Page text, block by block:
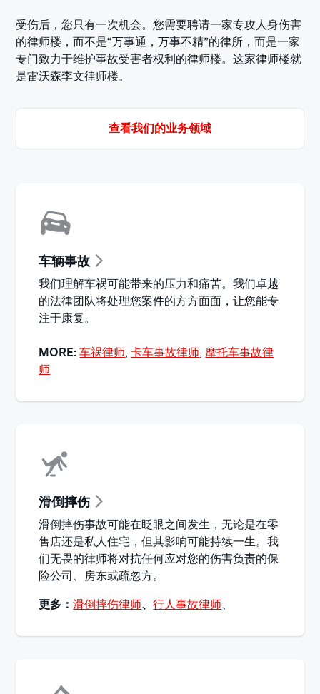
受伤后，您只有一次机会。您需要聘请一家专攻人身伤害
的律师楼，而不是“万事通，万事不精”的律所，而是一家
专门致力于维护事故受害者权利的律师楼。这家律师楼就
是雷沃森李文律师楼。
查看我们的业务领域
车辆事故
我们理解车祸可能带来的压力和痛苦。我们卓越
的法律团队将处理您案件的方方面面，让您能专
注于康复。
MORE: 车祸律师,卡车事故律师, 摩托车事故律
师
滑倒摔伤
滑倒摔伤事故可能在眨眼之间发生，无论是在零
售店还是私人住宅，但其影响可能持续一生。我
们无畏的律师将对抗任何应对您的伤害负责的保
险公司、房东或疏忽方。
更多：滑倒摔伤律师、行人事故律师